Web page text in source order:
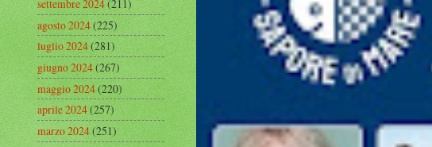
settembre 2024(211)
agosto 2024(225)
luglio 2024(281)
giugno 2024(267)
maggio 2024(220)
aprile 2024(257)
marzo 2024(251)